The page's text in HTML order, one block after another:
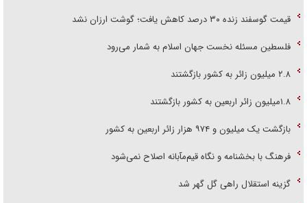
قیمت گوسفند زنده ۳۰ درصد کاهش یافت؛ گوشت ارزان نشد
فلسطین مسئله نخست جهان اسلام به شمار می‌رود
۲.۸ میلیون زائر به کشور بازگشتند
۱.۸میلیون زائر اربعین به کشور بازگشتند
بازگشت یک میلیون و ۹۷۴ هزار زائر اربعین به کشور
فرهنگ با بخشنامه و نگاه قیم‌مآبانه اصلاح نمی‌شود
گزینه استقلال راهی گل گهر شد